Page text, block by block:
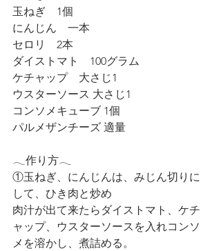
玉ねぎ　1個
にんじん　一本
セロリ　2本
ダイストマト　100グラム
ケチャップ　大さじ1
ウスターソース 大さじ1
コンソメキューブ 1個
パルメザンチーズ 適量
𓂃作り方𓂃
①玉ねぎ、にんじんは、みじん切りに
して、ひき肉と炒め
肉汁が出て来たらダイストマト、ケチ
ャップ、ウスターソースを入れコンソ
メを溶かし、煮詰める。